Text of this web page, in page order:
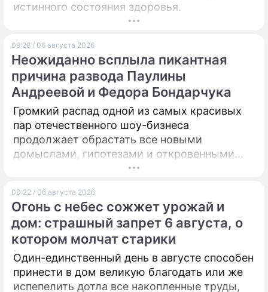
истинного состояния здоровья.
09:28 / 06 августа 2026
Неожиданно всплыла пикантная
причина развода Паулины
Андреевой и Федора Бондарчука
Громкий распад одной из самых красивых
пар отечественного шоу-бизнеса
продолжает обрастать все новыми
домыслами, гипотезами и откровенными
00:22 / 06 августа 2026
Огонь с небес сожжет урожай и
дом: страшный запрет 6 августа, о
котором молчат старики
Один-единственный день в августе способен
принести в дом великую благодать или же
испепелить дотла все накопленные труды,